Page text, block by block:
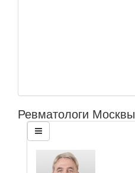
Ревматологи Москвы